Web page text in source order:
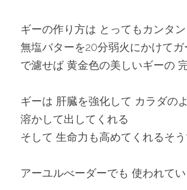
ギーの作り方は とってもカンタン
無塩バターを20分弱火にかけてガ
で濾せば 黄金色の美しいギーの
ギーは 肝臓を強化して カラダの
溶かして出してくれる
そして 生命力も高めてくれるそ
アーユルべーダーでも 使われて